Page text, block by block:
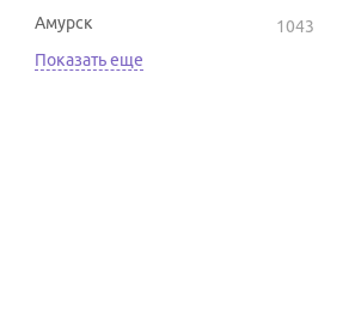
1043
Амурск
Показать еще